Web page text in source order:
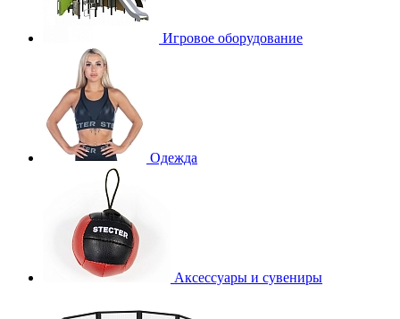
Игровое оборудование
Одежда
Аксессуары и сувениры